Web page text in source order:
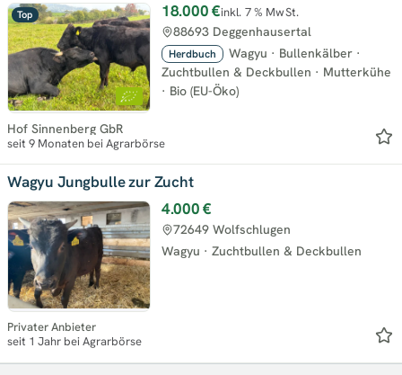
Top
18.000 €inkl. 7 % MwSt.
Herdbuch Wagyu · Bullenkälber ·
Zuchtbullen & Deckbullen · Mutterkühe
· Bio (EU-Öko)
88693 Deggenhausertal
Hof Sinnenberg GbR
seit 9 Monaten bei Agrarbörse
Wagyu Jungbulle zur Zucht
4.000 €
Wagyu · Zuchtbullen & Deckbullen
72649 Wolfschlugen
Privater Anbieter
seit 1 Jahr bei Agrarbörse